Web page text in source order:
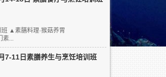
▲素膳料理·猴菇养胃
...
7-11日素膳养生与烹饪培训班